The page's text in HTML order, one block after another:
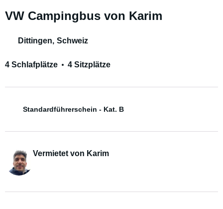
VW Campingbus von Karim
Dittingen, Schweiz
4 Schlafplätze 4 Sitzplätze
Standardführerschein - Kat. B
Vermietet von Karim